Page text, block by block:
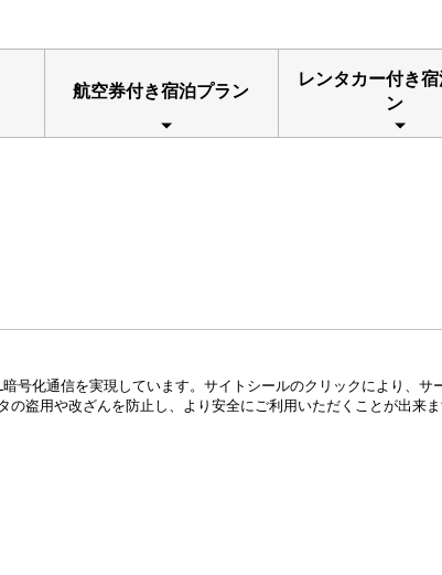
航空券付き宿泊プラン
レンタカー付き
ン
号化通信を実現しています。サイトシールのクリックにより、サ
盗用や改ざんを防止し、より安全にご利用いただくことが出来